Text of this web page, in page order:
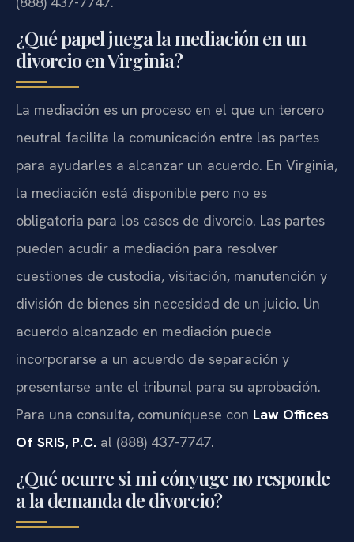
¿Qué papel juega la mediación en un
divorcio en Virginia?
La mediación es un proceso en el que un tercero
neutral facilita la comunicación entre las partes
para ayudarles a alcanzar un acuerdo. En Virginia,
la mediación está disponible pero no es
obligatoria para los casos de divorcio. Las partes
pueden acudir a mediación para resolver
cuestiones de custodia, visitación, manutención y
división de bienes sin necesidad de un juicio. Un
acuerdo alcanzado en mediación puede
incorporarse a un acuerdo de separación y
presentarse ante el tribunal para su aprobación.
Para una consulta, comuníquese con Law Offices
Of SRIS, P.C. al (888) 437-7747.
¿Qué ocurre si mi cónyuge no responde
a la demanda de divorcio?